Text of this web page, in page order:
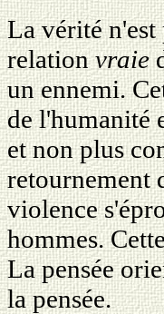
La vérité n'est
relationvraie
un ennemi.
de l'humanité
et non plus
retournement
violence
hommes.
La pensée
la pensée.